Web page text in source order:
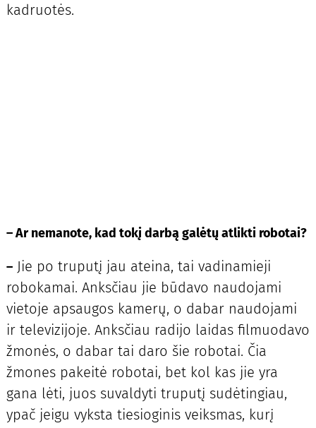
kadruotės.
–Ar nemanote, kad tokį darbą galėtų atlikti robotai?
–Jie po truputį jau ateina, tai vadinamieji
robokamai. Anksčiau jie būdavo naudojami
vietoje apsaugos kamerų, o dabar naudojami
ir televizijoje. Anksčiau radijo laidas filmuodavo
žmonės, o dabar tai daro šie robotai. Čia
žmones pakeitė robotai, bet kol kas jie yra
gana lėti, juos suvaldyti truputį sudėtingiau,
ypač jeigu vyksta tiesioginis veiksmas, kurį